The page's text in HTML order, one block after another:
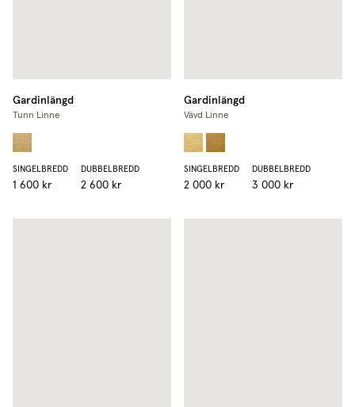
Gardinlängd
Tunn Linne
SINGELBREDD
1 600 kr
DUBBELBREDD
2 600 kr
Gardinlängd
Vävd Linne
SINGELBREDD
2 000 kr
DUBBELBREDD
3 000 kr